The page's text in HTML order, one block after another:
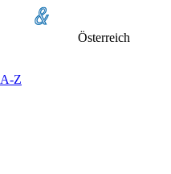
Österreich
Z